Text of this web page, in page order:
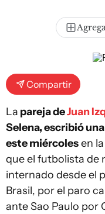
Compartir
La pareja deJuan
Selena, escribió
este miércolesen
que el futbolista de
internado desde el
Brasil, por el paro
ante Sao Paulo por